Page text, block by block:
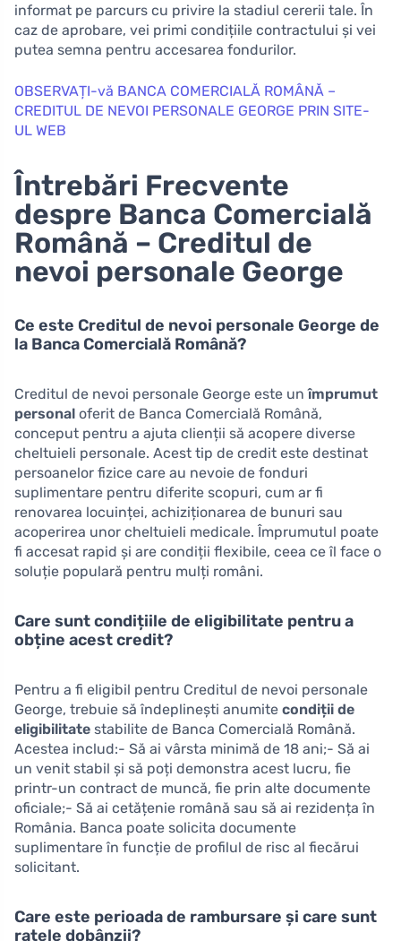
informat pe parcurs cu privire la stadiul cererii tale. În
caz de aprobare, vei primi condițiile contractului și vei
putea semna pentru accesarea fondurilor.
OBSERVAȚI-vă BANCA COMERCIALĂ ROMÂNĂ –
CREDITUL DE NEVOI PERSONALE GEORGE PRIN SITE-
UL WEB
Întrebări Frecvente
despre Banca Comercială
Română – Creditul de
nevoi personale George
Ce este Creditul de nevoi personale George de
la Banca Comercială Română?
Creditul de nevoi personale George este unîmprumut
personal oferit de Banca Comercială Română,
conceput pentru a ajuta clienții să acopere diverse
cheltuieli personale. Acest tip de credit este destinat
persoanelor fizice care au nevoie de fonduri
suplimentare pentru diferite scopuri, cum ar fi
renovarea locuinței, achiziționarea de bunuri sau
acoperirea unor cheltuieli medicale. Împrumutul poate
fi accesat rapid și are condiții flexibile, ceea ce îl face o
soluție populară pentru mulți români.
Care sunt condițiile de eligibilitate pentru a
obține acest credit?
Pentru a fi eligibil pentru Creditul de nevoi personale
George, trebuie să îndeplinești anumite condiții de
eligibilitate stabilite de Banca Comercială Română.
Acestea includ:- Să ai vârsta minimă de 18 ani;- Să ai
un venit stabil și să poți demonstra acest lucru, fie
printr-un contract de muncă, fie prin alte documente
oficiale;- Să ai cetățenie română sau să ai rezidența în
România. Banca poate solicita documente
suplimentare în funcție de profilul de risc al fiecărui
solicitant.
Care este perioada de rambursare și care sunt
ratele dobânzii?